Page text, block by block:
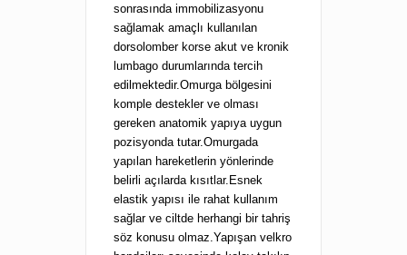
sonrasında immobilizasyonu
sağlamak amaçlı kullanılan
dorsolomber korse akut ve kronik
lumbago durumlarında tercih
edilmektedir.Omurga bölgesini
komple destekler ve olması
gereken anatomik yapıya uygun
pozisyonda tutar.Omurgada
yapılan hareketlerin yönlerinde
belirli açılarda kısıtlar.Esnek
elastik yapısı ile rahat kullanım
sağlar ve ciltde herhangi bir tahriş
söz konusu olmaz.Yapışan velkro